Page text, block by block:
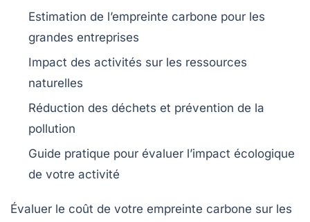
Estimation de l’empreinte carbone pour les
grandes entreprises
Impact des activités sur les ressources
naturelles
Réduction des déchets et prévention de la
pollution
Guide pratique pour évaluer l’impact écologique
de votre activité
Évaluer le coût de votre empreinte carbone sur les